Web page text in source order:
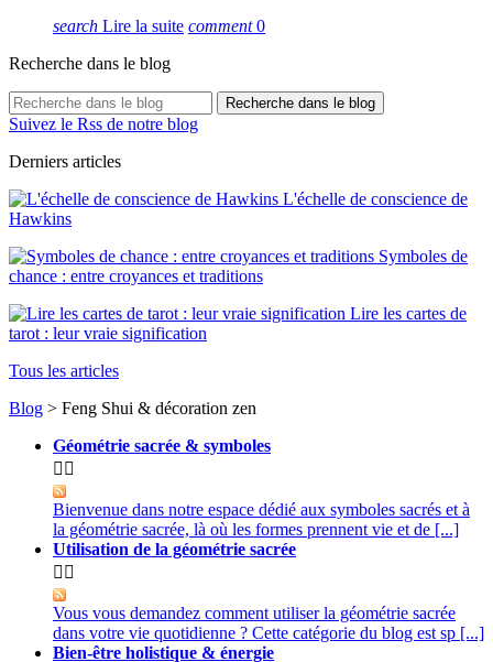
search Lire la suite comment0
Recherche dans le blog
Recherche dans le blog
Suivez le Rss de notre blog
Derniers articles
L'échelle de conscience de
Hawkins
Symboles de
chance : entre croyances et traditions
Lire les cartes de
tarot : leur vraie signification
Tous les articles
Blog > Feng Shui & décoration zen
Géométrie sacrée & symboles
 
Bienvenue dans notre espace dédié aux symboles sacrés et à
la géométrie sacrée, là où les formes prennent vie et de [...]
Utilisation de la géométrie sacrée
 
Vous vous demandez comment utiliser la géométrie sacrée
dans votre vie quotidienne ? Cette catégorie du blog est sp [...]
Bien-être holistique & énergie